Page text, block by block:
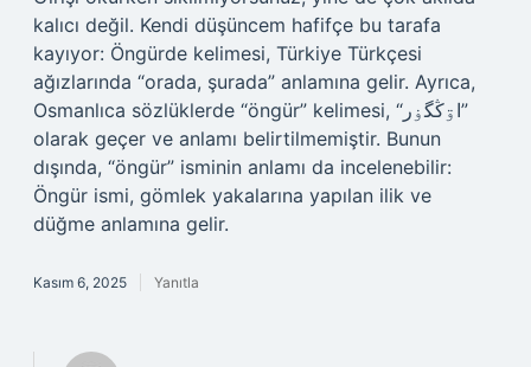
kalıcı değil. Kendi düşüncem hafifçe bu tarafa
kayıyor: Öngürde kelimesi, Türkiye Türkçesi
ağızlarında “orada, şurada” anlamına gelir. Ayrıca,
Osmanlıca sözlüklerde “öngür” kelimesi, “اۊڭگۏر”
olarak geçer ve anlamı belirtilmemiştir. Bunun
dışında, “öngür” isminin anlamı da incelenebilir:
Öngür ismi, gömlek yakalarına yapılan ilik ve
düğme anlamına gelir.
Kasım 6, 2025 Yanıtla